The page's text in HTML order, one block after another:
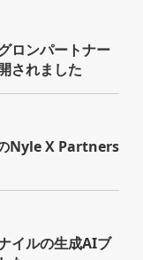
ロンパートナー
されました
Nyle X Partners
イルの生成AIブ